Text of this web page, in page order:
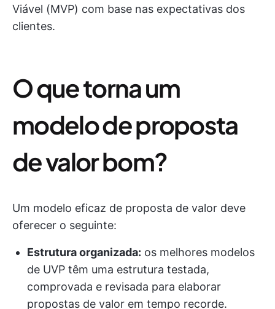
Viável (MVP) com base nas expectativas dos
clientes.
O que torna um
modelo de proposta
de valor bom?
Um modelo eficaz de proposta de valor deve
oferecer o seguinte:
Estrutura organizada: os melhores modelos
de UVP têm uma estrutura testada,
comprovada e revisada para elaborar
propostas de valor em tempo recorde.